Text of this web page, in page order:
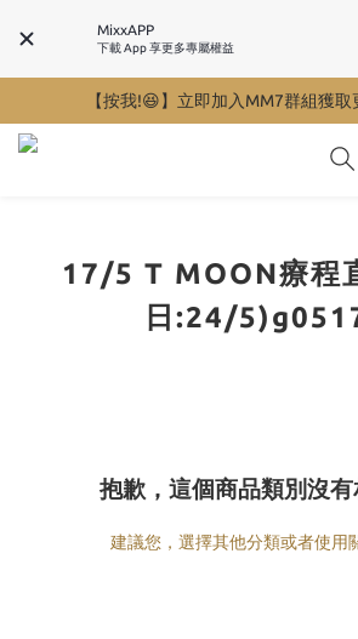
MixxAPP
下載 App 享更多專屬權益
【按我!😆】立即加入MM7群組獲
17/5 T MOON療程
日:24/
抱歉，這個商品類別沒
建議您，選擇其他分類或者使用